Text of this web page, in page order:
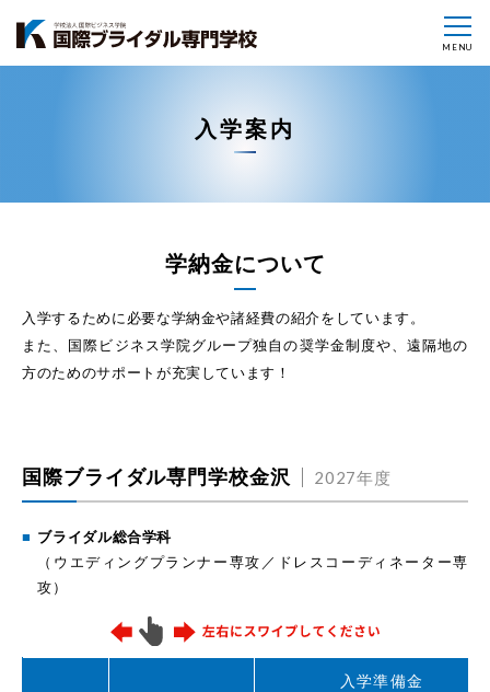
MENU
入学案内
学納金について
入学するために必要な学納金や諸経費の紹介をしています。
また、国際ビジネス学院グループ独自の奨学金制度や、遠隔地の
方のためのサポートが充実しています！
国際ブライダル専門学校金沢 2027年度
ブライダル総合学科
（ウエディングプランナー専攻／ドレスコーディネーター専
攻）
入学準備金